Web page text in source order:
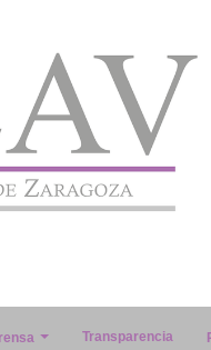
Transparencia